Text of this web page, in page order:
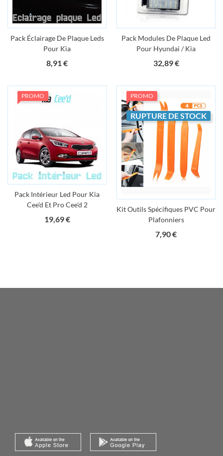
Pack Éclairage De Plaque Leds
Pour Kia
8,91 €Prix
Pack Modules De Plaque Led
Pour Hyundai / Kia
32,89 €Prix
PROMO
Pack Intérieur Led Pour Kia
Cee'd Et Pro Cee'd 2
19,69 €Prix
PROMO
RUPTURE DE STOCK
Kit Outils Spécifiques PVC Pour
Plafonniers
7,90 €Prix